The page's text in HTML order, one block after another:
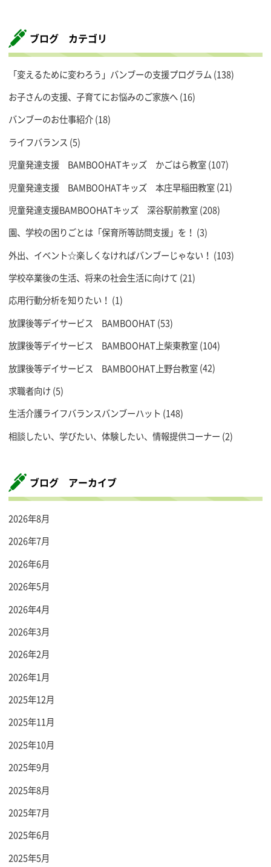
ブログ カテゴリ
「変えるために変わろう」バンブーの支援プログラム (138)
お子さんの支援、子育てにお悩みのご家族へ(16)
バンブーのお仕事紹介(18)
ライフバランス (5)
児童発達支援 BAMBOOHATキッズ かごはら教室(107)
児童発達支援 BAMBOOHATキッズ 本庄早稲田教室(21)
児童発達支援BAMBOOHATキッズ 深谷駅前教室(208)
園、学校の困りごとは「保育所等訪問支援」を！ (3)
外出、イベント☆楽しくなければバンブーじゃない！ (103)
学校卒業後の生活、将来の社会生活に向けて (21)
応用行動分析を知りたい！ (1)
放課後等デイサービス BAMBOOHAT(53)
放課後等デイサービス BAMBOOHAT上柴東教室(104)
放課後等デイサービス BAMBOOHAT上野台教室(42)
求職者向け(5)
生活介護ライフバランスバンブーハット (148)
相談したい、学びたい、体験したい、情報提供コーナー (2)
ブログ アーカイブ
2026年8月
2026年7月
2026年6月
2026年5月
2026年4月
2026年3月
2026年2月
2026年1月
2025年12月
2025年11月
2025年10月
2025年9月
2025年8月
2025年7月
2025年6月
2025年5月